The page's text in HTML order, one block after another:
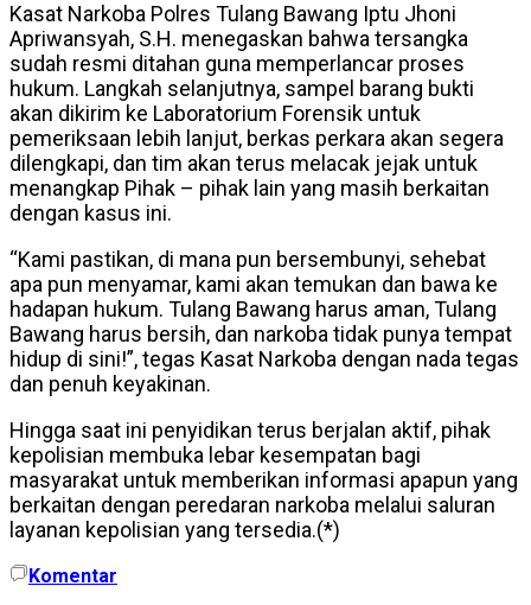
Kasat Narkoba Polres Tulang Bawang Iptu Jhoni
Apriwansyah, S.H. menegaskan bahwa tersangka
sudah resmi ditahan guna memperlancar proses
hukum. Langkah selanjutnya, sampel barang bukti
akan dikirim ke Laboratorium Forensik untuk
pemeriksaan lebih lanjut, berkas perkara akan segera
dilengkapi, dan tim akan terus melacak jejak untuk
menangkap Pihak – pihak lain yang masih berkaitan
dengan kasus ini.
“Kami pastikan, di mana pun bersembunyi, sehebat
apa pun menyamar, kami akan temukan dan bawa ke
hadapan hukum. Tulang Bawang harus aman, Tulang
Bawang harus bersih, dan narkoba tidak punya tempat
hidup di sini!”, tegas Kasat Narkoba dengan nada tegas
dan penuh keyakinan.
Hingga saat ini penyidikan terus berjalan aktif, pihak
kepolisian membuka lebar kesempatan bagi
masyarakat untuk memberikan informasi apapun yang
berkaitan dengan peredaran narkoba melalui saluran
layanan kepolisian yang tersedia.(*)
Komentar